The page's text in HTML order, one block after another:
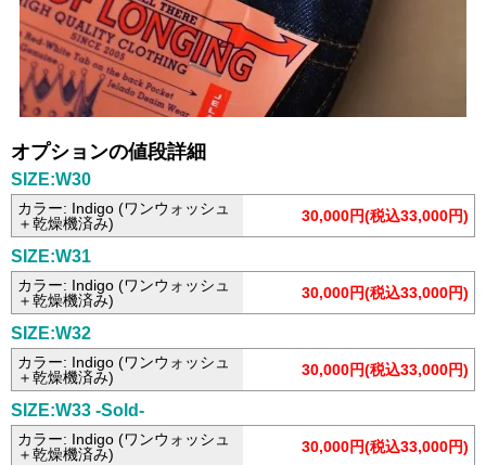
オプションの値段詳細
SIZE:W30
カラー: Indigo (ワンウォッシュ
＋乾燥機済み)
30,000円(税込33,000円)
SIZE:W31
カラー: Indigo (ワンウォッシュ
＋乾燥機済み)
30,000円(税込33,000円)
SIZE:W32
カラー: Indigo (ワンウォッシュ
＋乾燥機済み)
30,000円(税込33,000円)
SIZE:W33 -Sold-
カラー: Indigo (ワンウォッシュ
＋乾燥機済み)
30,000円(税込33,000円)